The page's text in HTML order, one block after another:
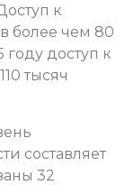
к
более чем 80
году доступ к
тысяч
составляет
32